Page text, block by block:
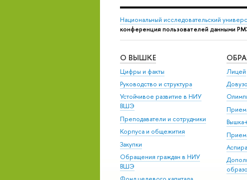
Национальный исследовательский
конференция пользователей данными
О ВЫШКЕ
Цифры и факты
Руководство и структура
Устойчивое развитие в НИУ
ВШЭ
Преподаватели и сотрудники
Корпуса и общежития
Закупки
Обращения граждан в НИУ
ВШЭ
Лицей
Прием
Прием